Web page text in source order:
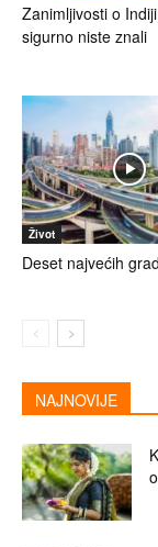
Zanimljivosti o
sigurno niste znali
Život
Deset najvećih
NAJNOVIJE